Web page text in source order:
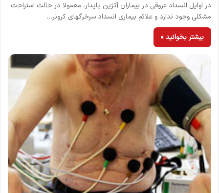
در اوایل انسداد عروقی در بیماران آتژین پایدار، معمولا در حالت استراحت
مشکلی وجود ندارد و علائم بیماری انسداد سرخرگهای کرونر…
بیشتر بخوانید »